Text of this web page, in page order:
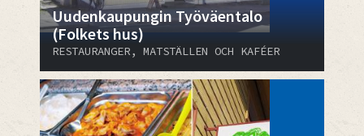
Uudenkaupungin Työväentalo
(Folkets hus)
RESTAURANGER, MATSTÄLLEN OCH KAFÉER